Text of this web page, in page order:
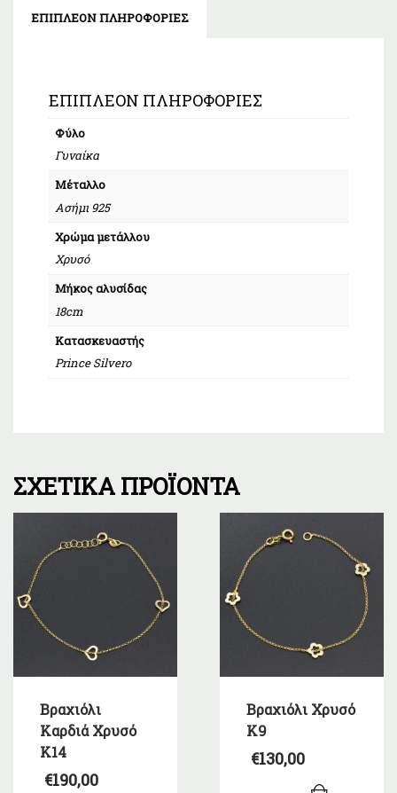
ΕΠΙΠΛΈΟΝ ΠΛΗΡΟΦΟΡΊΕΣ
ΕΠΙΠΛΈΟΝ ΠΛΗΡΟΦΟΡΊΕΣ
Φύλο
Γυναίκα
Μέταλλο
Ασήμι 925
Χρώμα μετάλλου
Χρυσό
Μήκος αλυσίδας
18cm
Κατασκευαστής
Prince Silvero
ΣΧΕΤΙΚΆ ΠΡΟΪΌΝΤΑ
Βραχιόλι
Καρδιά Χρυσό
Κ14
€190,00
Βραχιόλι Χρυσό
Κ9
€130,00